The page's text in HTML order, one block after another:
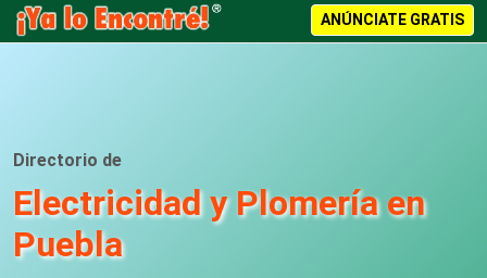
ANÚNCIATE GRATIS
Directorio de
Electricidad y Plomería en
Puebla